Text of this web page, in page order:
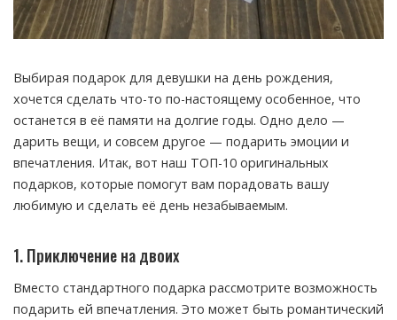
Выбирая подарок для девушки на день рождения,
хочется сделать что-то по-настоящему особенное, что
останется в её памяти на долгие годы. Одно дело —
дарить вещи, и совсем другое — подарить эмоции и
впечатления. Итак, вот наш ТОП-10 оригинальных
подарков, которые помогут вам порадовать вашу
любимую и сделать её день незабываемым.
1. Приключение на двоих
Вместо стандартного подарка рассмотрите возможность
подарить ей впечатления. Это может быть романтический